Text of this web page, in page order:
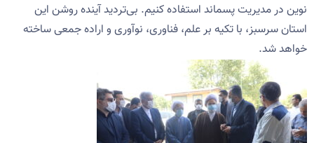
نوین در مدیریت پسماند استفاده کنیم. بی‌تردید آینده روشن این
استان سرسبز، با تکیه بر علم، فناوری، نوآوری و اراده جمعی ساخته
خواهد شد.